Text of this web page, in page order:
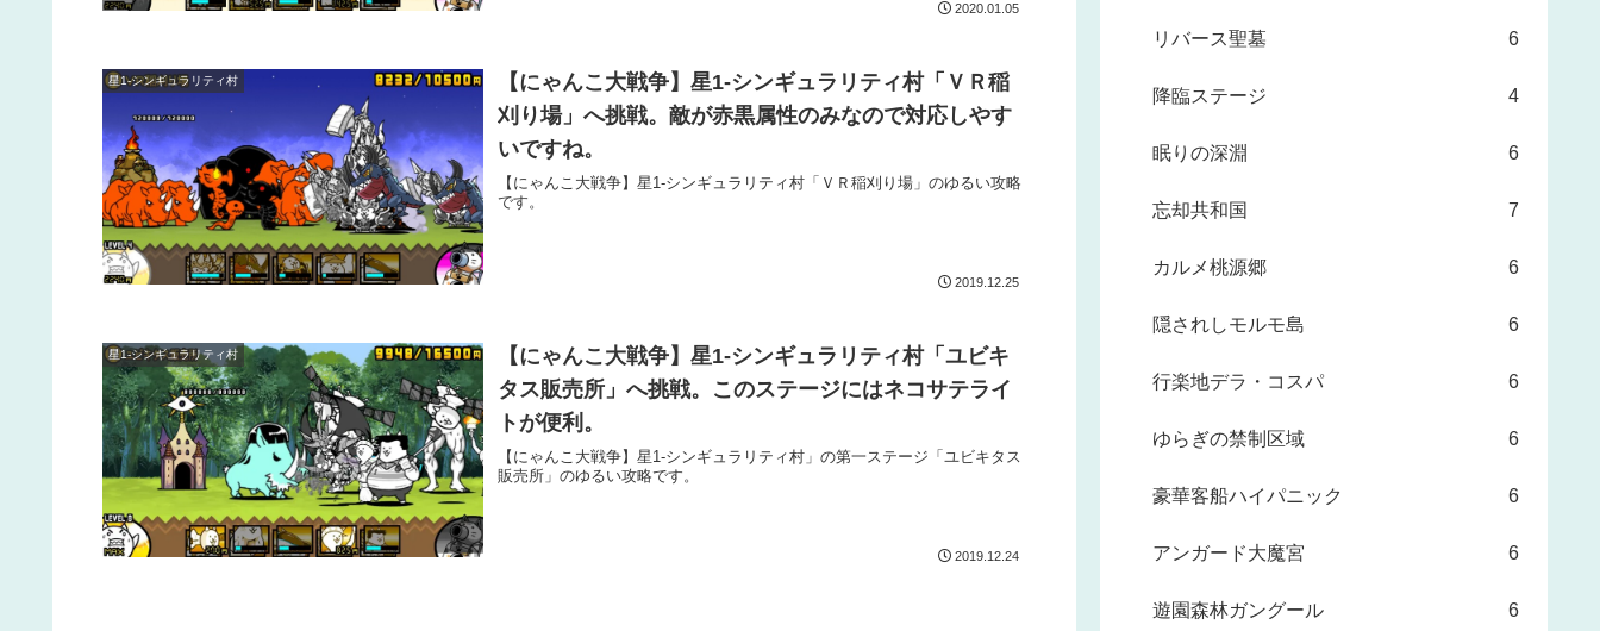
2020.01.05
星1-シンギュラリティ村
【にゃんこ大戦争】星1-シンギュラリティ村「ＶＲ稲
刈り場」へ挑戦。敵が赤黒属性のみなので対応しやす
いですね。
【にゃんこ大戦争】星1-シンギュラリティ村「ＶＲ稲刈り場」のゆるい攻略
です。
2019.12.25
星1-シンギュラリティ村
【にゃんこ大戦争】星1-シンギュラリティ村「ユビキ
タス販売所」へ挑戦。このステージにはネコサテライ
トが便利。
【にゃんこ大戦争】星1-シンギュラリティ村」の第一ステージ「ユビキタス
販売所」のゆるい攻略です。
2019.12.24
リバース聖墓 6
降臨ステージ 4
眠りの深淵 6
忘却共和国 7
カルメ桃源郷 6
隠されしモルモ島 6
行楽地デラ・コスパ 6
ゆらぎの禁制区域 6
豪華客船ハイパニック 6
アンガード大魔宮 6
遊園森林ガングール 6